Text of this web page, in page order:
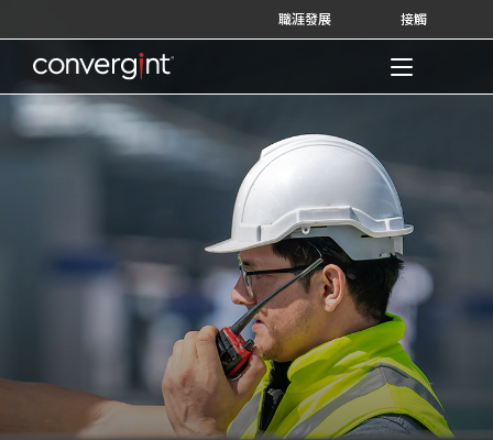
to
content
職涯發展 接觸
Home